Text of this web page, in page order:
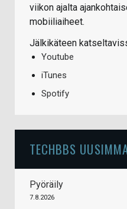
viikon ajalta
mobiiliaiheet.
Jälkikäteen
Youtube
iTunes
Spotify
TECHBBS
Pyöräily
7.8.2026